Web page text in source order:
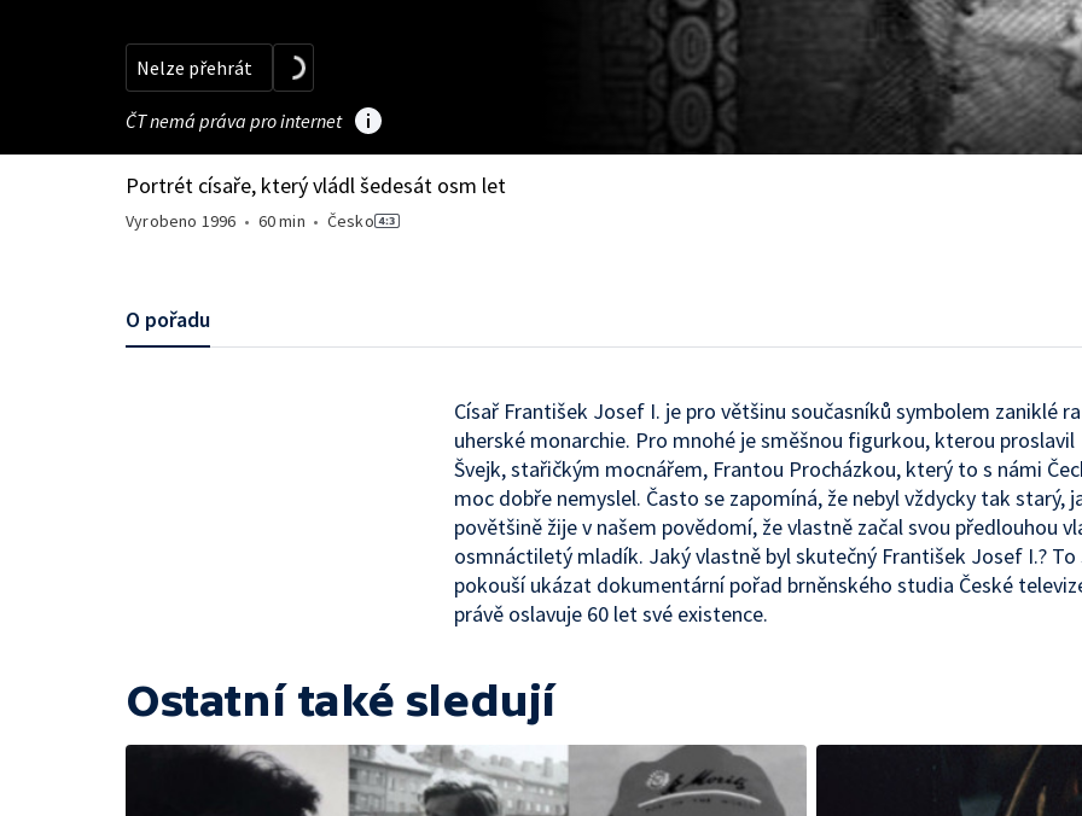
Nelze přehrát
ČT nemá práva pro internet
Portrét císaře, který vládl šedesát osm let
Vyrobeno 1996 • 60 min • Česko
O pořadu
Císař František Josef I. je pro většinu současníků symbolem zaniklé
uherské monarchie. Pro mnohé je směšnou figurkou, kterou proslavil
Švejk, stařičkým mocnářem, Frantou Procházkou, který to s námi
moc dobře nemyslel. Často se zapomíná, že nebyl vždycky tak starý,
povětšině žije v našem povědomí, že vlastně začal svou předlouhou
osmnáctiletý mladík. Jaký vlastně byl skutečný František Josef I.? To
pokouší ukázat dokumentární pořad brněnského studia České
právě oslavuje 60 let své existence.
Ostatní také sledují